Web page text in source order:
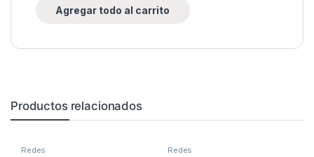
Agregar todo al carrito
Productos relacionados
Redes Redes